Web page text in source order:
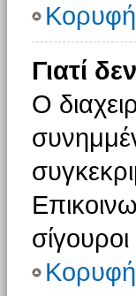
Κορυφή
Γιατί
Ο
Κορυφή